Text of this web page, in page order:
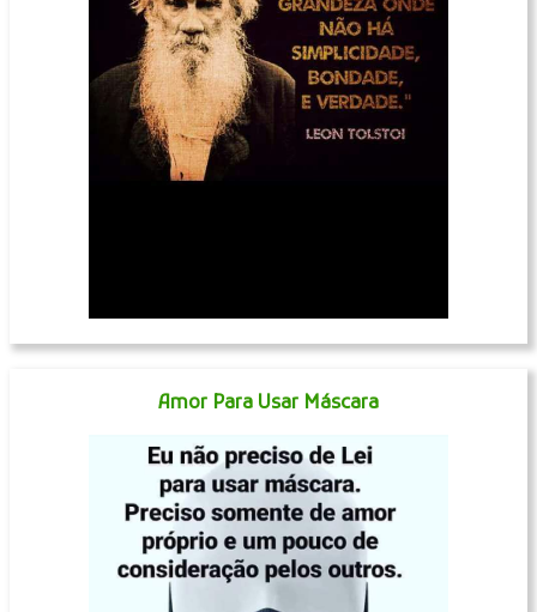
Amor Para Usar Máscara